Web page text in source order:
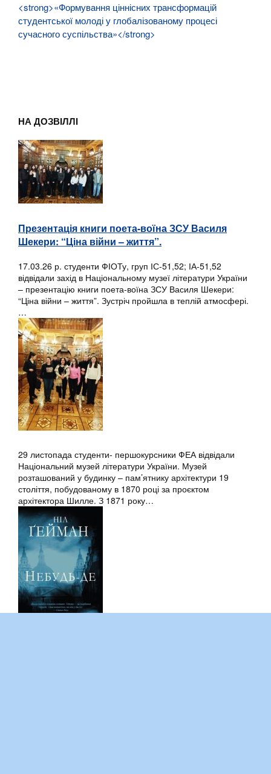
<strong>«Формування ціннісних трансформацій
студентської молоді у глобалізованому процесі
сучасного суспільства»</strong>
НА ДОЗВІЛЛІ
Презентація книги поета-воїна ЗСУ Василя
Шекери: “Ціна війни – життя”.
17.03.26 р. студенти ФІОТу, груп ІС-51,52; ІА-51,52
відвідали захід в Національному музеї літератури України
– презентацію книги поета-воїна ЗСУ Василя Шекери:
“Ціна війни – життя”. Зустріч пройшла в теплій атмосфері.
…
29 листопада студенти- першокурсники ФЕА відвідали
Національний музей літератури України. Музей
розташований у будинку – пам’ятнику архітектури 19
століття, побудованому в 1870 році за проєктом
архітектора Шилле. З 1871 року…